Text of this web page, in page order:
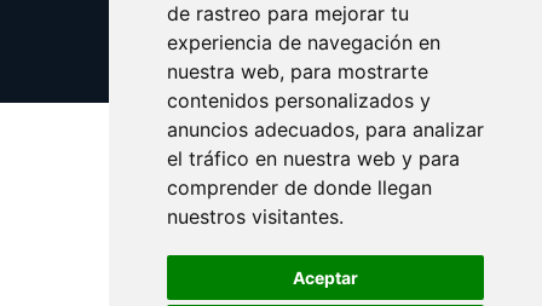
de rastreo para mejorar tu
experiencia de navegación en
nuestra web, para mostrarte
contenidos personalizados y
anuncios adecuados, para analizar
el tráfico en nuestra web y para
comprender de donde llegan
nuestros visitantes.
Aceptar
Update cookies preferences
Copyright © 2025 buzo.es